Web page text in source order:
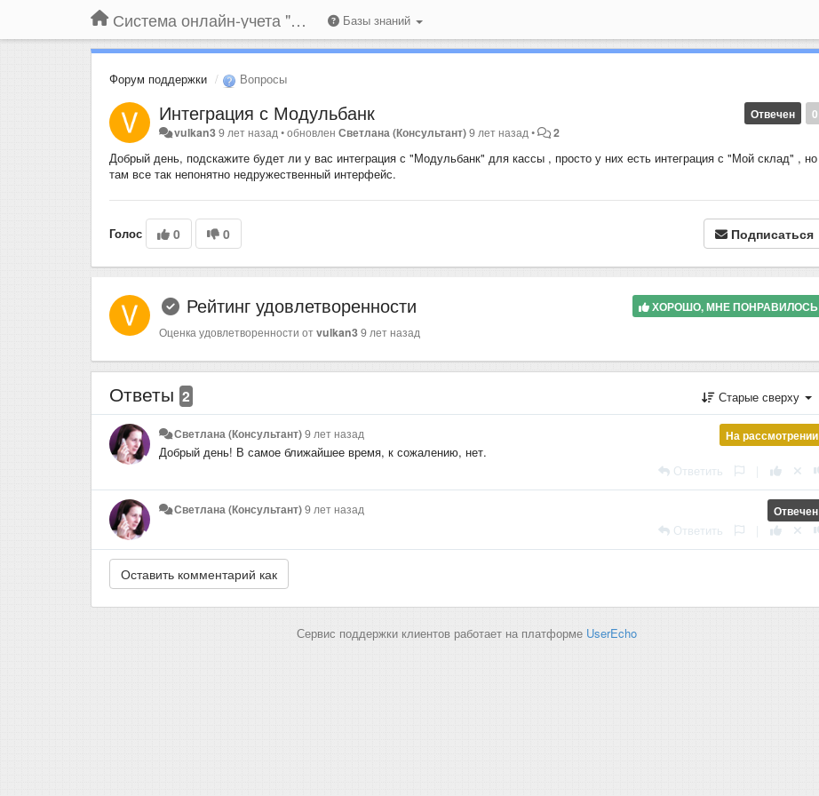
Система онлайн-учета "Большая Птица" Базы знаний
Форум поддержки Вопросы
0
Отвечен
Интеграция с Модульбанк
vulkan39 лет назад •обновленСветлана (Консультант)9 лет назад • 2
Добрый день, подскажите будет ли у вас интеграция с "Модульбанк" для кассы , просто у них есть интеграция с "Мой склад" , но
там все так непонятно недружественный интерфейс.
Голос 0 0 Подписаться
ХОРОШО, МНЕ ПОНРАВИЛОСЬ
Рейтинг удовлетворенности
Оценка удовлетворенности отvulkan39 лет назад
Ответы 2 Старые сверху
На рассмотрении
Светлана (Консультант)9 лет назад
Добрый день! В самое ближайшее время, к сожалению, нет.
Ответить
Отвечен
Светлана (Консультант)9 лет назад
Ответить
Сервис поддержки клиентов работает на платформе UserEcho